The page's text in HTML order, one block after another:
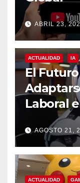
ABRIL 23,
ACTUALIDAD IA
El
Laboral
AGOSTO 21,
ACTUALIDAD